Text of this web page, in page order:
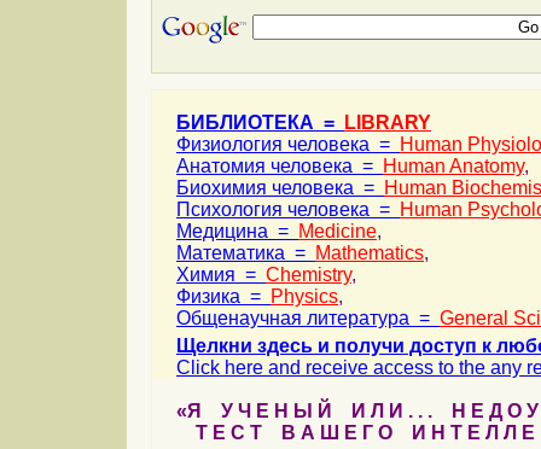
БИБЛИОТЕКА =
LIBRARY
Физиология человека = Human
Анатомия человека = Human Anatomy,
Биохимия человека = Human
Психология человека = Human
Медицина = Medicine,
Математика = Mathematics,
Химия = Chemistry,
Физика = Physics,
Общенаучная литература = General
Щелкни здесь и получи доступ к
Click here and receive access to the any
«Я У Ч Е Н Ы Й И Л И . . . Н Е Д О У
Т Е С Т В А Ш Е Г О И Н Т Е Л Л Е